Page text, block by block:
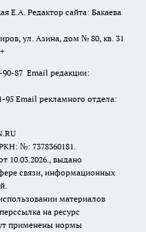
Е.А. Редактор сайта: Бакаева
ул. Азина, дом № 80, кв. 31
90-87 Email редакции:
Email рекламного отдела:
№: 7378360181.
10.03.2026., выдано
связи, информационных
материалов
на ресурс
применены нормы